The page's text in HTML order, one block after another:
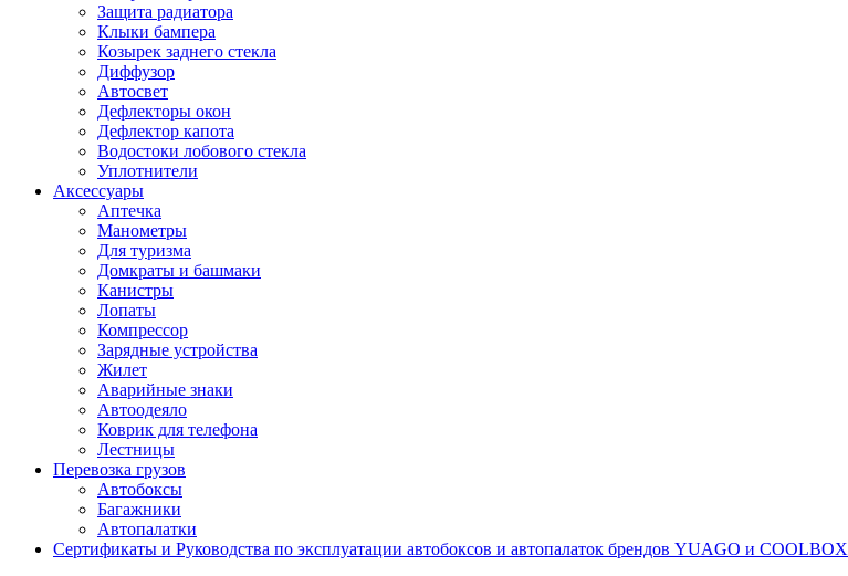
Защита радиатора
Клыки бампера
Козырек заднего стекла
Диффузор
Автосвет
Дефлекторы окон
Дефлектор капота
Водостоки лобового стекла
Уплотнители
Аксессуары
Аптечка
Манометры
Для туризма
Домкраты и башмаки
Канистры
Лопаты
Компрессор
Зарядные устройства
Жилет
Аварийные знаки
Автоодеяло
Коврик для телефона
Лестницы
Перевозка грузов
Автобоксы
Багажники
Автопалатки
Сертификаты и Руководства по эксплуатации автобоксов и автопалаток брендов YUAGO и COOLBOX